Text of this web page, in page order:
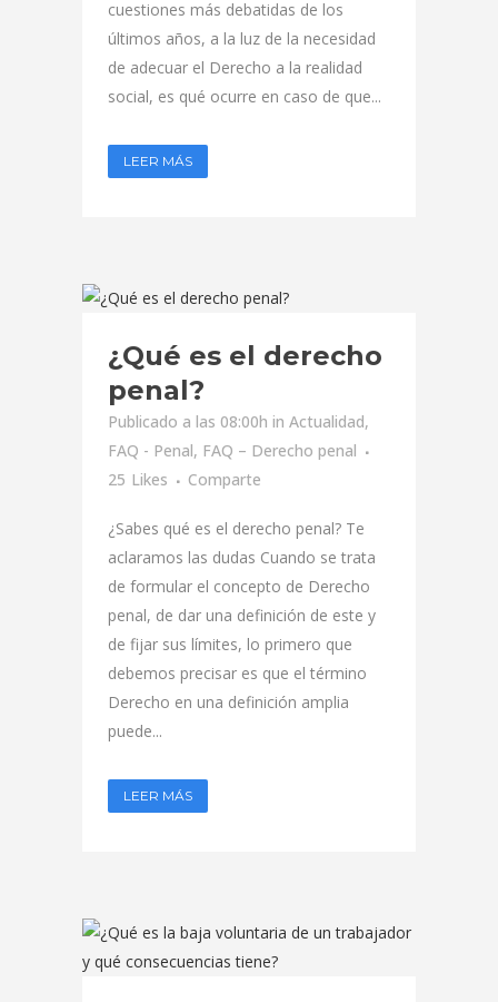
cuestiones más debatidas de los
últimos años, a la luz de la necesidad
de adecuar el Derecho a la realidad
social, es qué ocurre en caso de que...
LEER MÁS
¿Qué es el derecho
penal?
Publicado a las 08:00h in Actualidad,
FAQ - Penal, FAQ – Derecho penal
25 Likes Comparte
¿Sabes qué es el derecho penal? Te
aclaramos las dudas Cuando se trata
de formular el concepto de Derecho
penal, de dar una definición de este y
de fijar sus límites, lo primero que
debemos precisar es que el término
Derecho en una definición amplia
puede...
LEER MÁS